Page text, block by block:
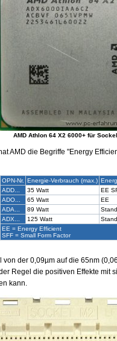
AMD Athlon 64 X2 6000+ für
AMD die Begriffe "Energy
OPN-Nr. Energie-Verbrauch (max.)
ADD...
35 Watt
EE
ADO...
65 Watt
EE
ADA...
89 Watt
Stand.
ADX...
125 Watt
Stand.
EE = Energy Efficient
SFF = Small Form Factor
von der 0,09µm auf die 65nm
Regel die positiven Effekte mit
kann.